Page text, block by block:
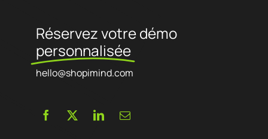
Réservez votre démo
personnalisée
hello@shopimind.com